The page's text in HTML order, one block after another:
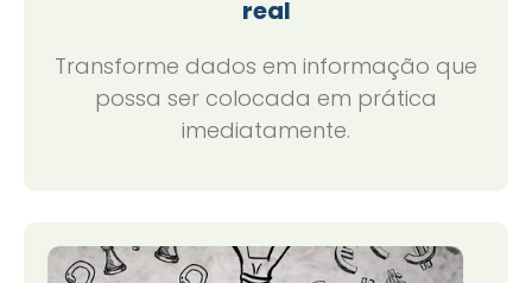
real
Transforme dados em informação que
possa ser colocada em prática
imediatamente.